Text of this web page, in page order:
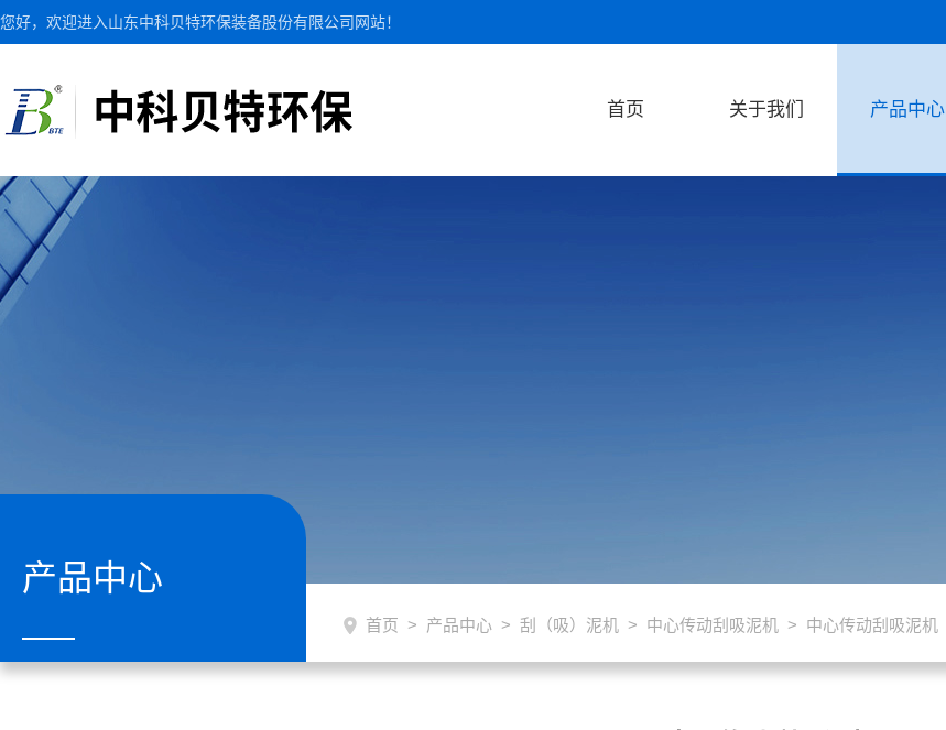
您好，欢迎进入山东中科贝特环保装备股份有限公司网站！
首页 关于我们 产品中心
产品中心
首页 > 产品中心 > 刮（吸）泥机 > 中心传动刮吸泥机 > 中心传动刮吸泥机